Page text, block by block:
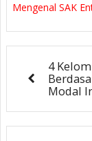
Mengenal SAK
4
Modal